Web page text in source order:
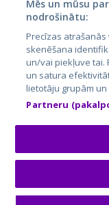
City24.lv
City24.ee
GetaPro.lv
GetaPro.ee
Skelbiu.lt
Autoplius.lt
Aruodas.lt
© 2026 GetaPro. Visas
Mēs un mūsu
nodrošinātu:
Precīzas
skenēšana
un/vai piekļuve tai.
un satura
lietotāju grupām
Partneru